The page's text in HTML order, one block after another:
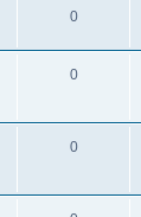
0
0
0